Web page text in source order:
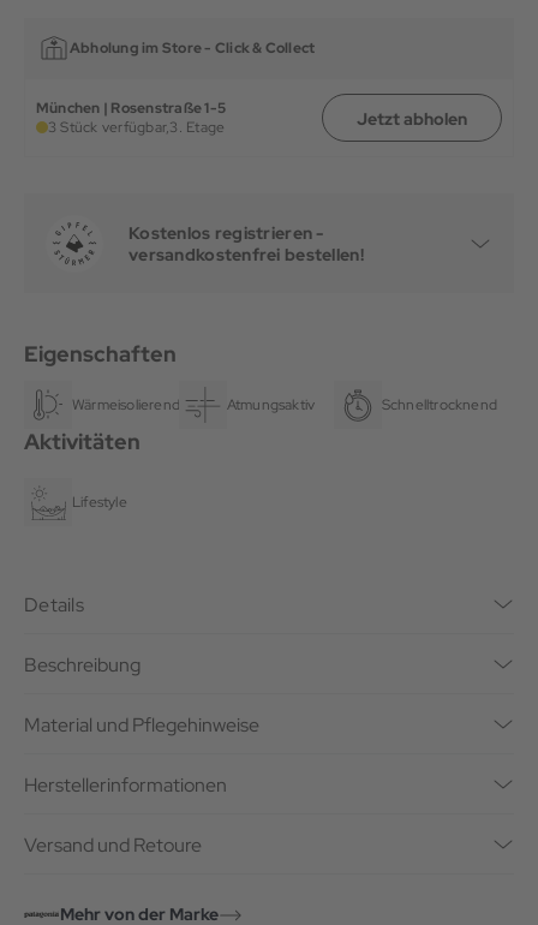
Abholung im Store - Click & Collect
München | Rosenstraße 1-5
3 Stück verfügbar,3. Etage Jetzt abholen
Kostenlos registrieren -
versandkostenfrei bestellen!
Eigenschaften
Wärmeisolierend Atmungsaktiv Schnelltrocknend
Aktivitäten
Lifestyle
Details
Beschreibung
Material und Pflegehinweise
Herstellerinformationen
Versand und Retoure
Mehr von der Marke